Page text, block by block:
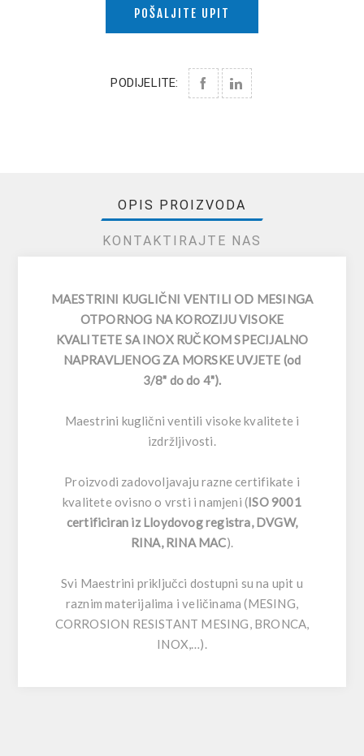
POŠALJITE UPIT
PODIJELITE:
OPIS PROIZVODA
KONTAKTIRAJTE NAS
MAESTRINI KUGLIČNI VENTILI OD MESINGA
OTPORNOG NA KOROZIJU VISOKE
KVALITETE SA INOX RUČKOM SPECIJALNO
NAPRAVLJENOG ZA MORSKE UVJETE (od
3/8" do do 4").
Maestrini kuglični ventili visoke kvalitete i
izdržljivosti.
Proizvodi zadovoljavaju razne certifikate i
kvalitete ovisno o vrsti i namjeni (ISO 9001
certificiran iz Lloydovog registra, DVGW,
RINA, RINA MAC).
Svi Maestrini priključci dostupni su na upit u
raznim materijalima i veličinama (MESING,
CORROSION RESISTANT MESING, BRONCA,
INOX,…).